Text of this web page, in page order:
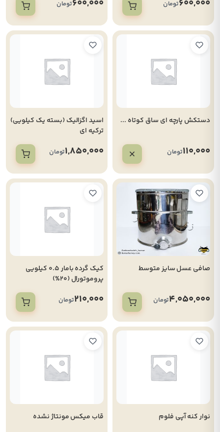
600,000تومان 600,000تومان
دستکش پارچه ای ساق کوتاه ...
110,000تومان
اسید اگزالیک (بسته یک کیلویی)
ترکیه ای
1,850,000تومان
صافی عسل سایز متوسط
4,050,000تومان
کیک گرده بامار 0.5 کیلویی
پروموتورال (20%)
210,000تومان
نوار کنه آپی فلوم قاب میکس مونتاژ نشده